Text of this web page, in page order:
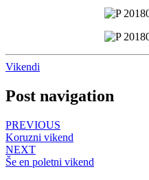
Vikendi
Post navigation
PREVIOUS
Koruzni vikend
NEXT
Še en poletni vikend